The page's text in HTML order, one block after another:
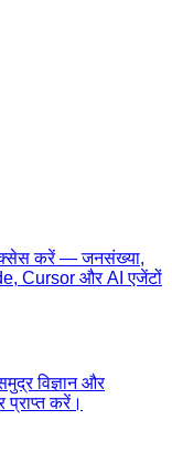
करें — जनसंख्या,
Cursor और AI एजेंटों
विज्ञान और
प्राप्त करें।